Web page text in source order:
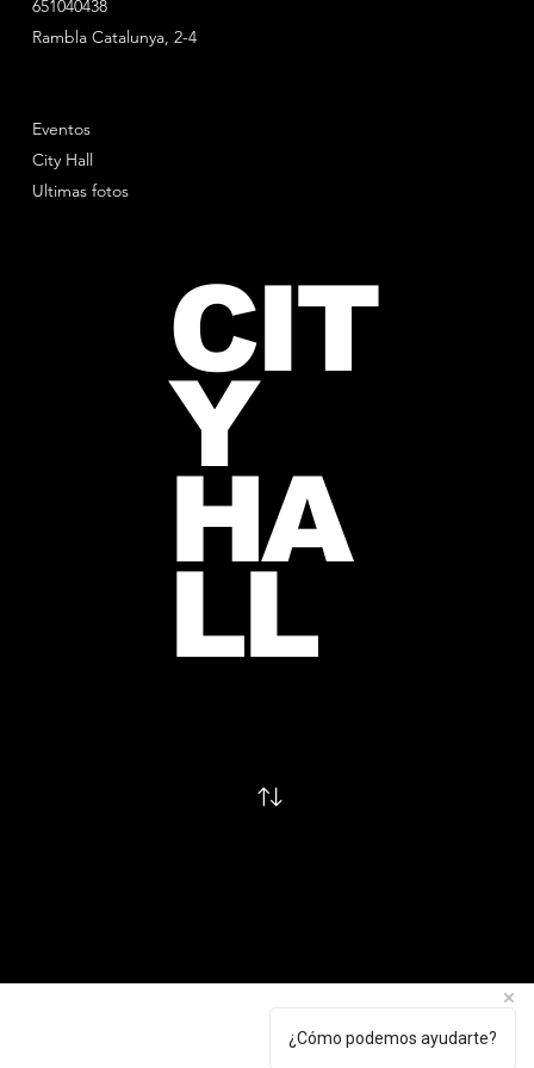
Eventos
City Hall
Ultimas fotos
CIT
Y
HA
LL
651040438
Rambla Catalunya, 2-4
¿Cómo podemos ayudarte?